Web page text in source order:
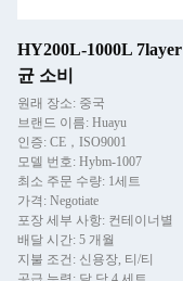
HY200L-1000L
균 소비
원래 장소: 중국
브랜드 이름: Huayu
인증: CE，ISO9001
모델 번호: Hybm-1007
최소 주문 수량: 1세트
가격: Negotiate
포장 세부 사항: 컨테이너별
배달 시간: 5 개월
지불 조건: 신용장, 티/티